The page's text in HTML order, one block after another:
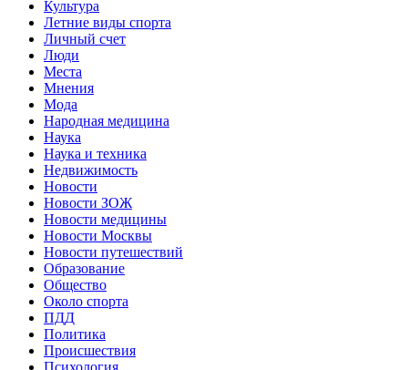
Культура
Летние виды спорта
Личный счет
Люди
Места
Мнения
Мода
Народная медицина
Наука
Наука и техника
Недвижимость
Новости
Новости ЗОЖ
Новости медицины
Новости Москвы
Новости путешествий
Образование
Общество
Около спорта
ПДД
Политика
Происшествия
Психология